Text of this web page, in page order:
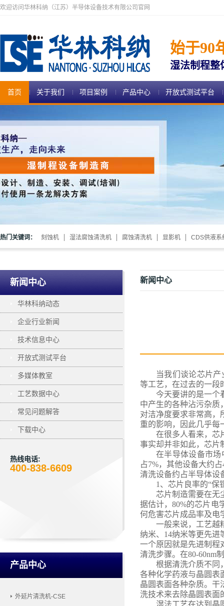
欢迎访问华林科纳（江苏）半导体设备技术有限公司官网
始于90
湿法制程整
首页 关于我们 项目案例 产品中心 开放式测试平台
热门关键词： 刻蚀机 湿法腐蚀清洗机 腐蚀清洗机 显影机 CDS供液系
新闻中心
华林科纳动态
企业行业新闻
技术信息中心
开放式测试平台
多媒体教室
工艺数据中心
常见问题解答
下载中心
热线电话:
400-838-6609
产品中心
外延片清洗机-CSE
新闻中心
当我们谈论芯片
等工艺，在过去的一段
今天要讲的是一个
中产生的各种沾污杂质
对洁净度要求非常高，
重的影响，因此几乎每
在很多人看来，芯
事实却并非如此，芯片
在半导体设备市
占7%，其他设备大约
清洗设备约占半导体设
1 、 芯片良率的“保
芯片制造需要在无
据估计，80%的芯片电
何危害芯片成品率及电
一般来说，工艺越
纳米、14纳米等更先进
一个原因就是先进制程
清洗步骤。在80-60nm
根据清洗介质不同
各种化学药液与晶圆表
晶圆表面各种杂质。干
洗技术来去除晶圆表面
湿法工艺在达到晶